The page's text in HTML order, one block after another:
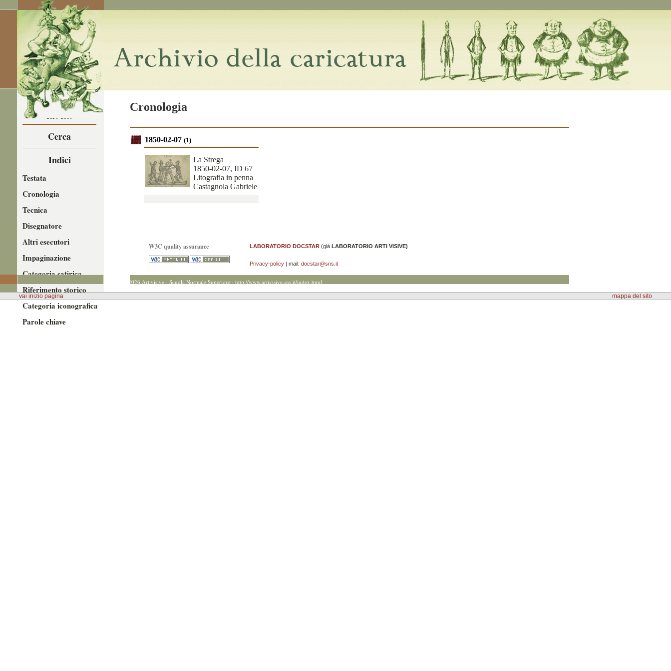
LA CARICATURA
NEL
1850-1860
Cerca
Indici
Testata
Cronologia
Tecnica
Disegnatore
Altri esecutori
Impaginazione
Categoria satirica
Riferimento storico
Categoria iconografica
Parole chiave
Cronologia
1850-02-07 (1)
La Strega
1850-02-07, ID 67
Litografia in penna
Castagnola Gabriele
W3C quality assurance LABORATORIO DOCSTAR (già LABORATORIO ARTI VISIVE)
Privacy-policy | mail: docstar@sns.it
© 2012 - 2026 Artivisive - Scuola Normale Superiore - http://www.artivisive.sns.it/index.html
mappa del sito
vai inizio pagina